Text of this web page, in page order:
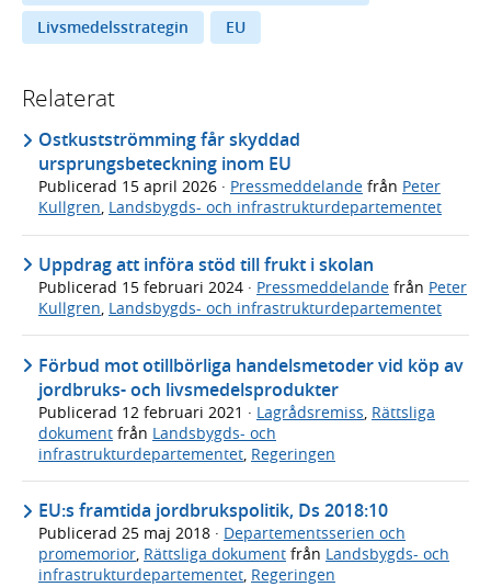
Livsmedelsstrategin
EU
Relaterat
Ostkustströmming får skyddad
ursprungsbeteckning inom EU
Publicerad 15 april 2026 · Pressmeddelande från Peter
Kullgren, Landsbygds- och infrastrukturdepartementet
Uppdrag att införa stöd till frukt i skolan
Publicerad 15 februari 2024 · Pressmeddelande från Peter
Kullgren, Landsbygds- och infrastrukturdepartementet
Förbud mot otillbörliga handelsmetoder vid köp av
jordbruks- och livsmedelsprodukter
Publicerad 12 februari 2021 · Lagrådsremiss Rättsliga
dokument från Landsbygds- och
infrastrukturdepartementet Regeringen
EU:s framtida jordbrukspolitik, Ds 2018:10
Publicerad 25 maj 2018 · Departementsserien och
promemorior, Rättsliga dokument från Landsbygds- och
infrastrukturdepartementet, Regeringen